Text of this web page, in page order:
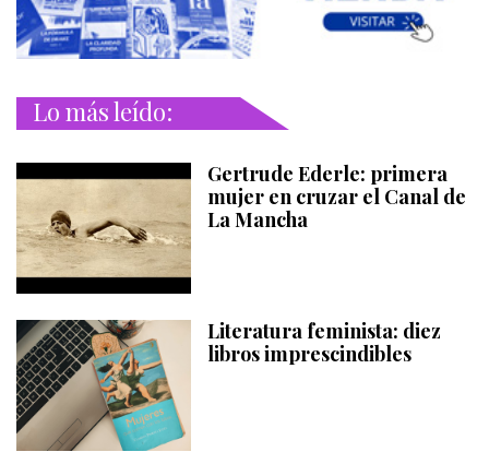
Lo más leído:
Gertrude Ederle: primera
mujer en cruzar el Canal de
La Mancha
Literatura feminista: diez
libros imprescindibles